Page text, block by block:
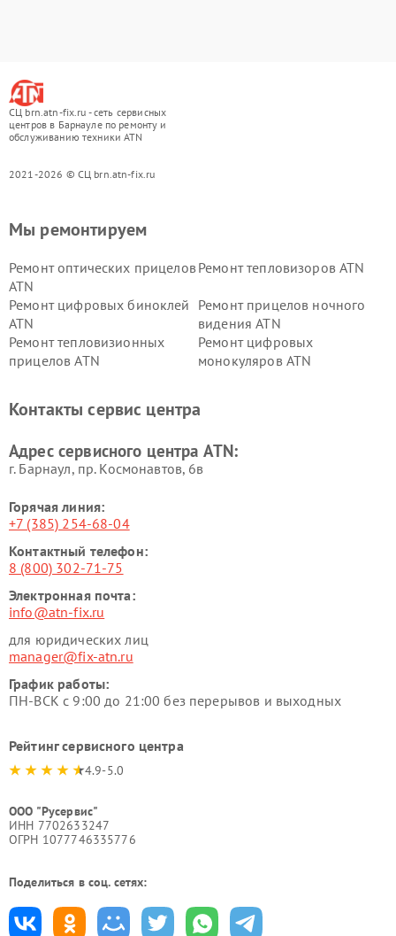
СЦ brn.atn-fix.ru - сеть сервисных
центров в Барнауле по ремонту и
обслуживанию техники ATN
2021-2026 © СЦ brn.atn-fix.ru
Мы ремонтируем
Ремонт оптических прицелов
ATN
Ремонт тепловизоров ATN
Ремонт цифровых биноклей
ATN
Ремонт прицелов ночного
видения ATN
Ремонт тепловизионных
прицелов ATN
Ремонт цифровых
монокуляров ATN
Контакты сервис центра
Адрес сервисного центра ATN:
г. Барнаул, ​пр. Космонавтов, 6в
Горячая линия:
+7 (385) 254-68-04
Контактный телефон:
8 (800) 302-71-75
Электронная почта:
info@atn-fix.ru
для юридических лиц
manager@fix-atn.ru
График работы:
ПН-ВСК с 9:00 до 21:00 без перерывов и выходных
Рейтинг сервисного центра
4.9-5.0
ООО "Русервис"
ИНН 7702633247
ОГРН 1077746335776
Поделиться в соц. сетях: